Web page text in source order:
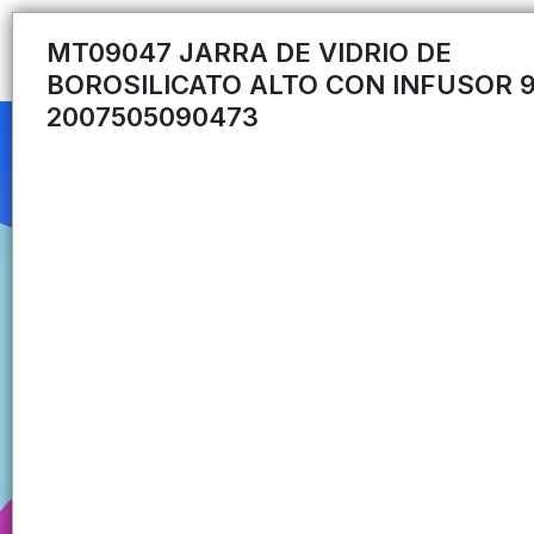
MT09047 JARRA DE VIDRIO DE
BOROSILICATO ALTO CON INFUSOR
2007505090473